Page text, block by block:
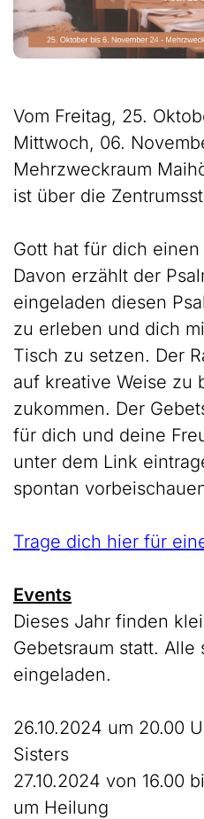
Vom Freitag, 25.
Mittwoch, 06.
Mehrzweckraum
ist über die
Gott hat für dich
Davon erzählt der
eingeladen diesen
zu erleben und dich
Tisch zu setzen. Der
auf kreative Weise zu
zukommen. Der
für dich und deine
unter dem Link
spontan
Trage dich hier für
Events
Dieses Jahr finden
Gebetsraum statt.
eingeladen.
26.10.2024 um 20.00
Sisters
27.10.2024 von 16.00
um Heilung